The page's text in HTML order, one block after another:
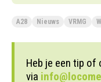
A28 Nieuws VRMG
Heb je een tip of
via